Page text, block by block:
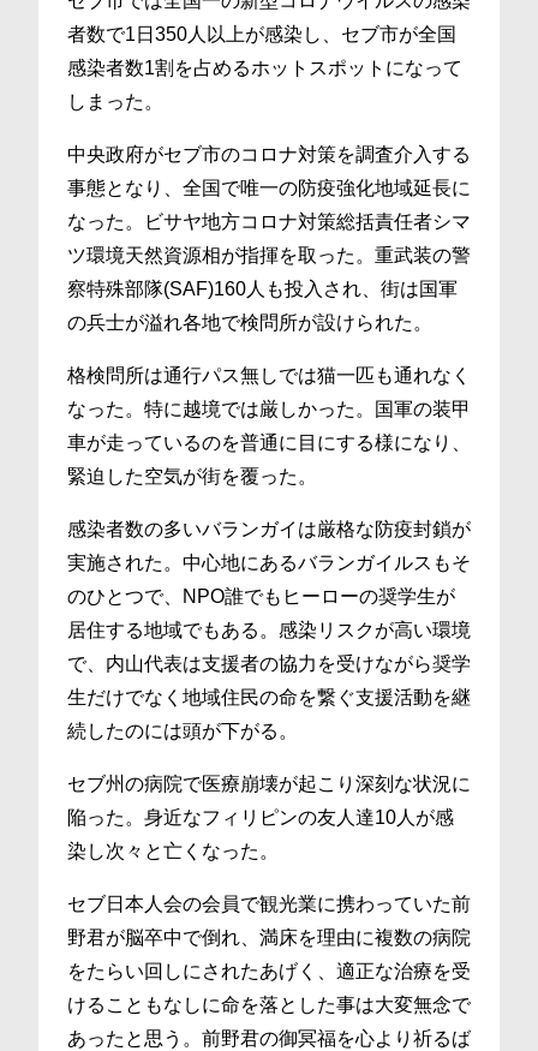
者数で1日350人以上が感染し、セブ市が全国
感染者数1割を占めるホットスポットになって
しまった。
中央政府がセブ市のコロナ対策を調査介入する
事態となり、全国で唯一の防疫強化地域延長に
なった。ビサヤ地方コロナ対策総括責任者シマ
ツ環境天然資源相が指揮を取った。重武装の警
察特殊部隊(SAF)160人も投入され、街は国軍
の兵士が溢れ各地で検問所が設けられた。
格検問所は通行パス無しでは猫一匹も通れなく
なった。特に越境では厳しかった。国軍の装甲
車が走っているのを普通に目にする様になり、
緊迫した空気が街を覆った。
感染者数の多いバランガイは厳格な防疫封鎖が
実施された。中心地にあるバランガイルスもそ
のひとつで、NPO誰でもヒーローの奨学生が
居住する地域でもある。感染リスクが高い環境
で、内山代表は支援者の協力を受けながら奨学
生だけでなく地域住民の命を繋ぐ支援活動を継
続したのには頭が下がる。
セブ州の病院で医療崩壊が起こり深刻な状況に
陥った。身近なフィリピンの友人達10人が感
染し次々と亡くなった。
セブ日本人会の会員で観光業に携わっていた前
野君が脳卒中で倒れ、満床を理由に複数の病院
をたらい回しにされたあげく、適正な治療を受
けることもなしに命を落とした事は大変無念で
あったと思う。前野君の御冥福を心より祈るば